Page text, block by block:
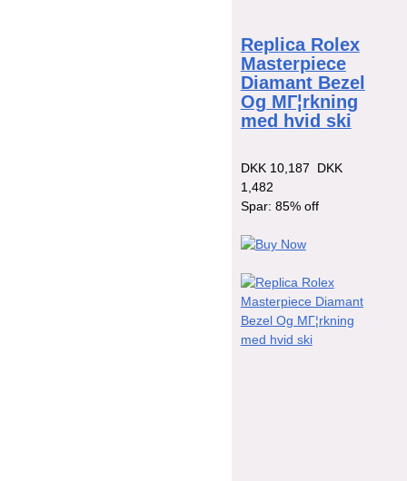
Replica Rolex
Masterpiece
Diamant Bezel
Og MГ¦rkning
med hvid ski
DKK 10,187
DKK
1,482
Spar: 85% off